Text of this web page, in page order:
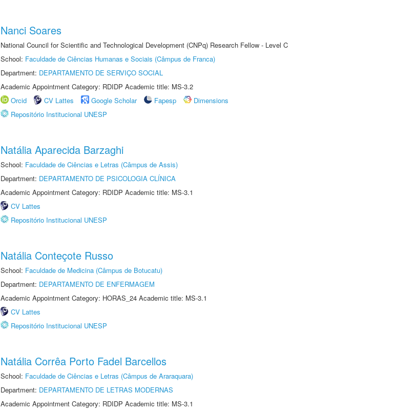
Nanci Soares
National Council for Scientific and Technological Development (CNPq) Research Fellow - Level C
School: Faculdade de Ciências Humanas e Sociais (Câmpus de Franca)
Department: DEPARTAMENTO DE SERVIÇO SOCIAL
Academic Appointment Category: RDIDP Academic title: MS-3.2
Orcid
CV Lattes Google Scholar Fapesp
Dimensions
Repositório Institucional UNESP
Natália Aparecida Barzaghi
School: Faculdade de Ciências e Letras (Câmpus de Assis)
Department: DEPARTAMENTO DE PSICOLOGIA CLÍNICA
Academic Appointment Category: RDIDP Academic title: MS-3.1
CV Lattes
Repositório Institucional UNESP
Natália Conteçote Russo
School: Faculdade de Medicina (Câmpus de Botucatu)
Department: DEPARTAMENTO DE ENFERMAGEM
Academic Appointment Category: HORAS_24 Academic title: MS-3.1
CV Lattes
Repositório Institucional UNESP
Natália Corrêa Porto Fadel Barcellos
School: Faculdade de Ciências e Letras (Câmpus de Araraquara)
Department: DEPARTAMENTO DE LETRAS MODERNAS
Academic Appointment Category: RDIDP Academic title: MS-3.1